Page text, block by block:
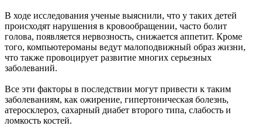
В ходе исследования ученые выяснили, что у таких детей
происходят нарушения в кровообращении, часто болит
голова, появляется нервозность, снижается аппетит. Кроме
того, компьютероманы ведут малоподвижный образ жизни,
что также провоцирует развитие многих серьезных
заболеваний.
Все эти факторы в последствии могут привести к таким
заболеваниям, как ожирение, гипертоническая болезнь,
атеросклероз, сахарный диабет второго типа, слабость и
ломкость костей.